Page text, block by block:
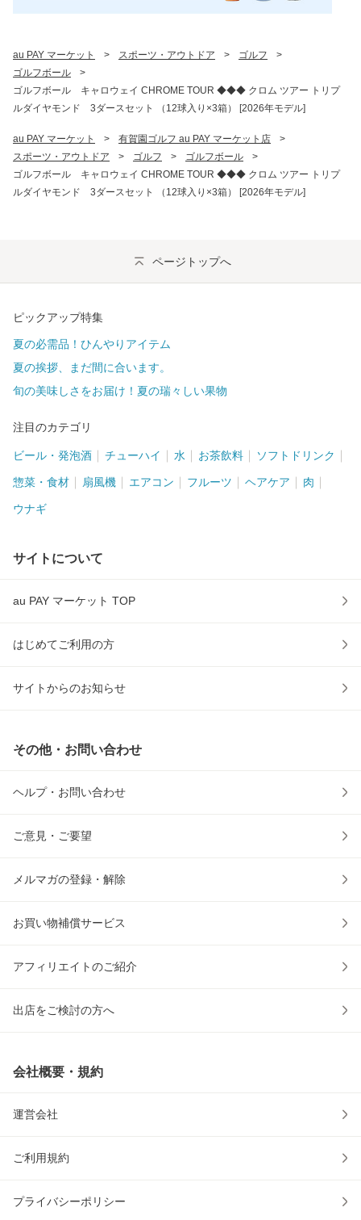
au PAY マーケット > スポーツ・アウトドア > ゴルフ
>
ゴルフボール
>
ゴルフボール キャロウェイ CHROME TOUR ◆◆◆ クロム ツアー トリプ
ルダイヤモンド 3ダースセット （12球入り×3箱） [2026年モデル]
au PAY マーケット > 有賀園ゴルフ au PAY マーケット店
>
スポーツ・アウトドア
> ゴルフ > ゴルフボール
>
ゴルフボール キャロウェイ CHROME TOUR ◆◆◆ クロム ツアー トリプ
ルダイヤモンド 3ダースセット （12球入り×3箱） [2026年モデル]
ページトップへ
ピックアップ特集
夏の必需品！ひんやりアイテム
夏の挨拶、まだ間に合います。
旬の美味しさをお届け！夏の瑞々しい果物
注目のカテゴリ
ビール・発泡酒 チューハイ 水 お茶飲料 ソフトドリンク
惣菜・食材 扇風機 エアコン フルーツ ヘアケア 肉
ウナギ
サイトについて
au PAY マーケット TOP
はじめてご利用の方
サイトからのお知らせ
その他・お問い合わせ
ヘルプ・お問い合わせ
ご意見・ご要望
メルマガの登録・解除
お買い物補償サービス
アフィリエイトのご紹介
出店をご検討の方へ
会社概要・規約
運営会社
ご利用規約
プライバシーポリシー